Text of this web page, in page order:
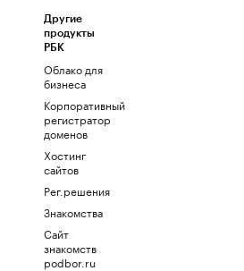
Другие
продукты
РБК
Облако для
бизнеса
Корпоративный
регистратор
доменов
Хостинг
сайтов
Рег.решения
Знакомства
Сайт
знакомств
podbor.ru